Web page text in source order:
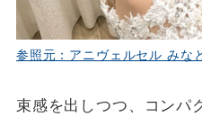
参照元：アニヴェルセル みな
束感を出しつつ、コンパ